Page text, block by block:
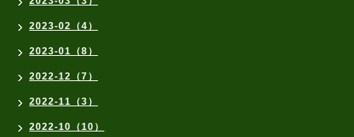
2023-02（4）
2023-01（8）
2022-12（7）
2022-11（3）
2022-10（10）